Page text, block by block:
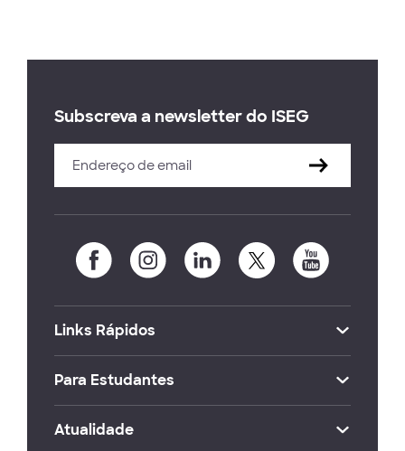
Subscreva a newsletter do ISEG
Links Rápidos
Para Estudantes
Atualidade